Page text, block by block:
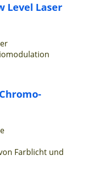
Level Laser
Farblicht und